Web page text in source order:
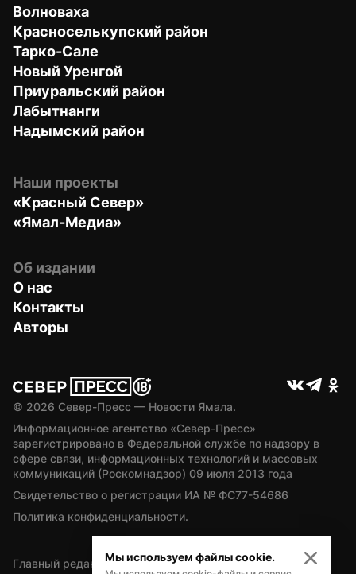
Волноваха
Красноселькупский район
Тарко-Сале
Новый Уренгой
Приуральский район
Лабытнанги
Надымский район
Наши проекты
«Красный Север»
«Ямал-Медиа»
Об издании
О нас
Контакты
Авторы
© 2026 Север-Пресс — Новости Ямала.
Информационное агентство «Север-Пресс»
зарегистрировано в Федеральной службе по надзору в
сфере связи, информационных технологий и массовых
коммуникаций (Роскомнадзор) 09 июля 2013 года
Свидетельство о регистрации ИА № ФС77-54686
Политика конфиденциальности.
Главный редактор — А.Л. Поздеев
Мы используем файлы cookie.